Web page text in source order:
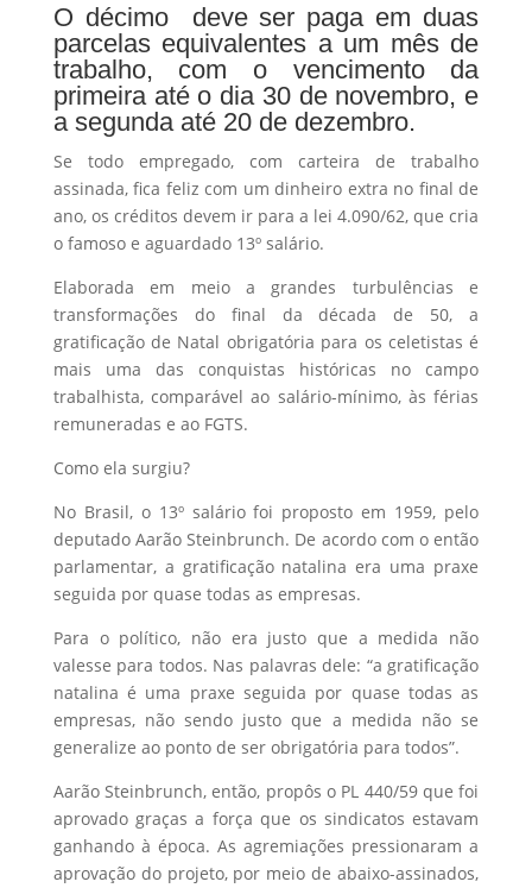
O décimo deve ser paga em duas
parcelas equivalentes a um mês de
trabalho, com o vencimento da
primeira até o dia 30 de novembro, e
a segunda até 20 de dezembro.
Se todo empregado, com carteira de trabalho
assinada, fica feliz com um dinheiro extra no final de
ano, os créditos devem ir para a lei 4.090/62, que cria
o famoso e aguardado 13º salário.
Elaborada em meio a grandes turbulências e
transformações do final da década de 50, a
gratificação de Natal obrigatória para os celetistas é
mais uma das conquistas históricas no campo
trabalhista, comparável ao salário-mínimo, às férias
remuneradas e ao FGTS.
Como ela surgiu?
No Brasil, o 13º salário foi proposto em 1959, pelo
deputado Aarão Steinbrunch. De acordo com o então
parlamentar, a gratificação natalina era uma praxe
seguida por quase todas as empresas.
Para o político, não era justo que a medida não
valesse para todos. Nas palavras dele: “a gratificação
natalina é uma praxe seguida por quase todas as
empresas, não sendo justo que a medida não se
generalize ao ponto de ser obrigatória para todos”.
Aarão Steinbrunch, então, propôs o PL 440/59 que foi
aprovado graças a força que os sindicatos estavam
ganhando à época. As agremiações pressionaram a
aprovação do projeto, por meio de abaixo-assinados,